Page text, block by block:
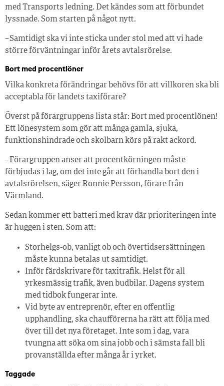
med Transports ledning. Det kändes som att förbundet
lyssnade. Som starten på något nytt.
– Samtidigt ska vi inte sticka under stol med att vi hade
större förväntningar inför årets avtalsrörelse.
Bort med procentlöner
Vilka konkreta förändringar behövs för att villkoren ska bli
acceptabla för landets taxiförare?
Överst på förargruppens lista står: Bort med procentlönen!
Ett lönesystem som gör att många gamla, sjuka,
funktionshindrade och skolbarn körs på rakt ackord.
– Förargruppen anser att procentkörningen måste
förbjudas i lag, om det inte går att förhandla bort den i
avtalsrörelsen, säger Ronnie Persson, förare från
Värmland.
Sedan kommer ett batteri med krav där prioriteringen inte
är huggen i sten. Som att:
Storhelgs-ob, vanligt ob och övertidsersättningen
måste kunna betalas ut samtidigt.
Inför färdskrivare för taxitrafik. Helst för all
yrkesmässig trafik, även budbilar. Dagens system
med tidbok fungerar inte.
Vid byte av entreprenör, efter en offentlig
upphandling, ska chaufförerna ha rätt att följa med
över till det nya företaget. Inte som i dag, vara
tvungna att söka om sina jobb och i sämsta fall bli
provanställda efter många år i yrket.
Taggade